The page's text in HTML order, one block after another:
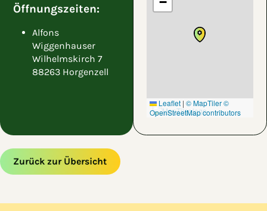
Öffnungszeiten:
Alfons
Wiggenhauser
Wilhelmskirch 7
88263 Horgenzell
Leaflet | © MapTiler©
OpenStreetMap contributors
Zurück zur Übersicht